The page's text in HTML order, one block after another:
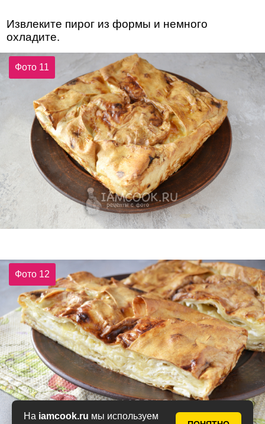
На iamcook.ru мы используем
Извлеките пирог из формы и немного
охладите.
Фото 11
Фото 12